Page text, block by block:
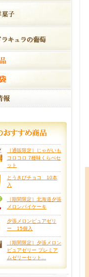
［通販限定］じゃがいも
コロコロ 7種味くらべセ
ット
とうきびチョコ 10本
入
［期間限定］北海道夕張
メロンパイケーキ
夕張メロンピュアゼリ
ー 15個入
［期間限定］夕張メロン
ピュアゼリー プレミア
ムゼリーセット...